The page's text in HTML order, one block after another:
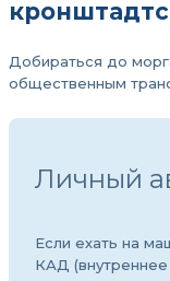
Добираться до
общественным
Личный
Если ехать на
КАД